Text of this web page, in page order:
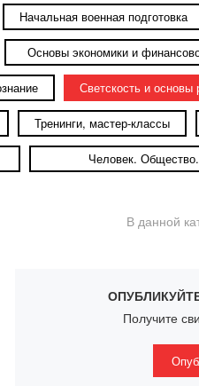
Начальная военная подготовка
Основы экономики и
Светскость и основы
Тренинги, мастер-классы
Человек.
В данной
Получите